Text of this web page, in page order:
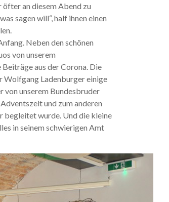
an diesem Abend zu
sagen will“, half ihnen einen
Neben den schönen
von unserem
aus der Corona. Die
Wolfgang Ladenburger einige
von unserem Bundesbruder
und zum anderen
wurde. Und die kleine
in seinem schwierigen Amt